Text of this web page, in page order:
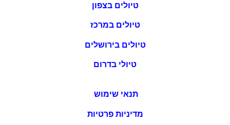
טיולים בצפון
טיולים במרכז
טיולים בירושלים
טיולי בדרום
תנאי שימוש
מדיניות פרטיות